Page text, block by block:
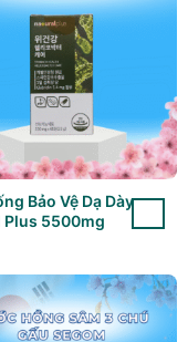
Cường Sức Khỏe An
Bảo Vệ Dạ Dày
Plus 5500mg